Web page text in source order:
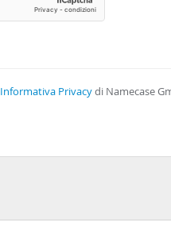
Informativa Privacydi Namecase